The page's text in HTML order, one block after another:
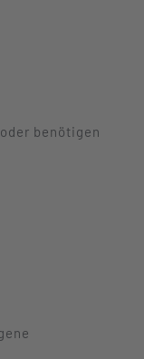
benötigen